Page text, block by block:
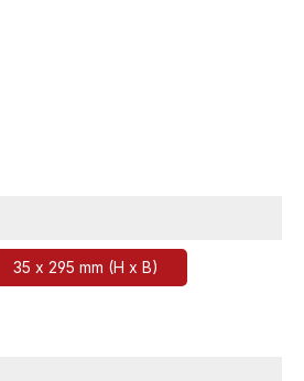
35 x 295 mm (H x B)